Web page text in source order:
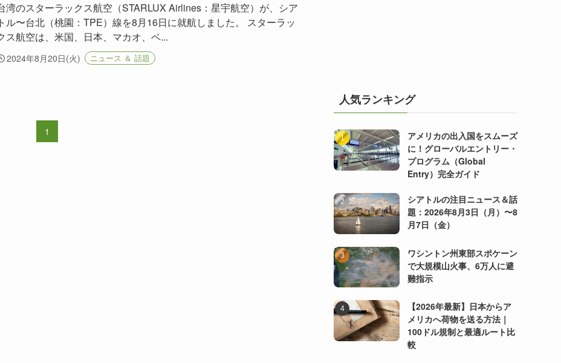
湾のスターラックス航空（STARLUX Airlines：星宇航空）が、シア
トル〜台北（桃園：TPE）線を8月16日に就航しました。 スターラッ
ス航空は、米国、日本、マカオ、ベ...
2024年8月20日(火) ニュース ＆ 話題
1
人気ランキング
アメリカの出入国をスムーズ
に！グローバルエントリー・
プログラム（Global
Entry）完全ガイド
シアトルの注目ニュース＆話
題：2026年8月3日（月）〜8
月7日（金）
ワシントン州東部スポケーン
で大規模山火事、6万人に避
難指示
【2026年最新】日本からア
メリカへ荷物を送る方法｜
100ドル規制と最適ルート比
較